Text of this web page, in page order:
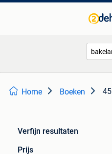
Home Boeken
Verfijn resultaten
Prijs